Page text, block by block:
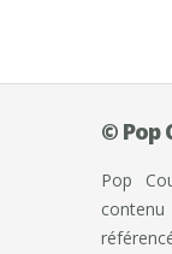
© Pop
Pop